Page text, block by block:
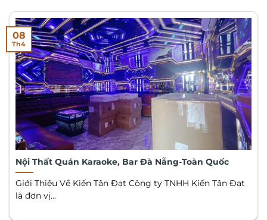
Nội Thất Quán Karaoke, Bar Đà Nẵng-Toàn Quốc
Giới Thiệu Về Kiến Tân Đạt Công ty TNHH Kiến Tân Đạt
là đơn vị...
08
Th4